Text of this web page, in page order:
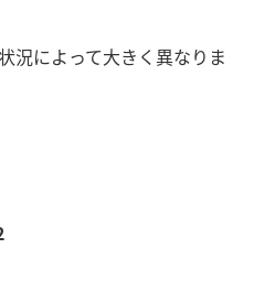
況によって大きく異なりま